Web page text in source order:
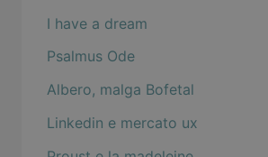
I have a dream
Psalmus Ode
Albero, malga Bofetal
Linkedin e mercato ux